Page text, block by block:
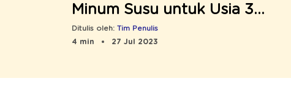
Minum Susu untuk Usia 3
Tahun?
Ditulis oleh: Tim Penulis
4 min
27 Jul 2023